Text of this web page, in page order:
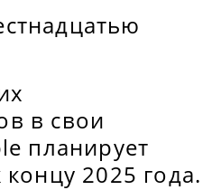
в свои
планирует
2025 года.